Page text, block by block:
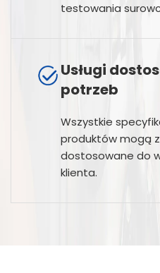
testowania
produktu
Usługi
potrzeb
Wszystkie
produktów mogą
dostosowane do
klienta.